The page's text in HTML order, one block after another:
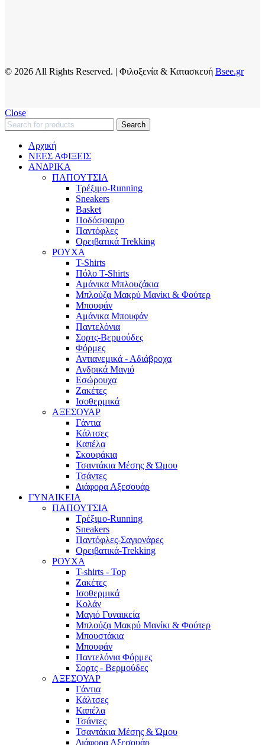
© 2026 All Rights Reserved. | Φιλοξενία & Κατασκευή Bsee.gr
Close
Search
Αρχική
ΝΕΕΣ ΑΦΙΞΕΙΣ
AΝΔΡΙΚΑ
ΠΑΠΟΥΤΣΙΑ
Τρέξιμο-Running
Sneakers
Basket
Ποδόσφαιρο
Παντόφλες
Ορειβατικά Trekking
ΡΟΥΧΑ
T-Shirts
Πόλο T-Shirts
Αμάνικα Μπλουζάκια
Μπλούζα Μακρύ Μανίκι & Φούτερ
Μπουφάν
Αμάνικα Μπουφάν
Παντελόνια
Σορτς-Βερμούδες
Φόρμες
Αντιανεμικά - Αδιάβροχα
Ανδρικά Μαγιό
Εσώρουχα
Ζακέτες
Ισοθερμικά
ΑΞΕΣΟΥΑΡ
Γάντια
Κάλτσες
Καπέλα
Σκουφάκια
Τσαντάκια Μέσης & Ώμου
Τσάντες
Διάφορα Αξεσουάρ
ΓΥΝΑΙΚΕΙΑ
ΠΑΠΟΥΤΣΙΑ
Τρέξιμο-Running
Sneakers
Παντόφλες-Σαγιονάρες
Ορειβατικά-Trekking
ΡΟΥΧΑ
T-shirts - Top
Ζακέτες
Ισοθερμικά
Κολάν
Μαγιό Γυναικεία
Μπλούζα Μακρύ Μανίκι & Φούτερ
Μπουστάκια
Μπουφάν
Παντελόνια Φόρμες
Σορτς - Βερμούδες
ΑΞΕΣΟΥΑΡ
Γάντια
Κάλτσες
Καπέλα
Τσάντες
Τσαντάκια Μέσης & Ώμου
Διάφορα Αξεσουάρ